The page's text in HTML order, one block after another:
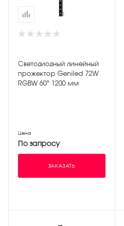
Светодиодный линейный
прожектор Geniled 72W
RGBW 60° 1200 мм
Цена
По запросу
ЗАКАЗАТЬ